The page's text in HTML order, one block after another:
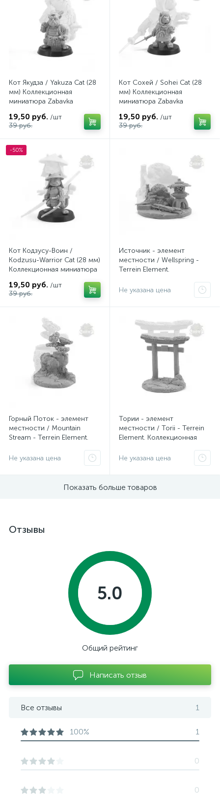
Кот Якудза / Yakuza Cat (28
мм) Коллекционная
миниатюра Zabavka
19,50 руб. /шт
39 руб.
Кот Сохей / Sohei Cat (28
мм) Коллекционная
миниатюра Zabavka
19,50 руб. /шт
39 руб.
-50%
Кот Кодзусу-Воин /
Kodzusu-Warrior Cat (28 мм)
Коллекционная миниатюра
19,50 руб. /шт
39 руб.
Источник - элемент
местности / Wellspring -
Terrein Element.
Zabavka
Не указана цена
Горный Поток - элемент
местности / Mountain
Stream - Terrein Element.
Zabavka
Не указана цена
Тории - элемент
местности / Torii - Terrein
Element. Коллекционная
Не указана цена
Показать больше товаров
Отзывы
5.0
Общий рейтинг
Написать отзыв
Все отзывы 1
100% 1
0
0